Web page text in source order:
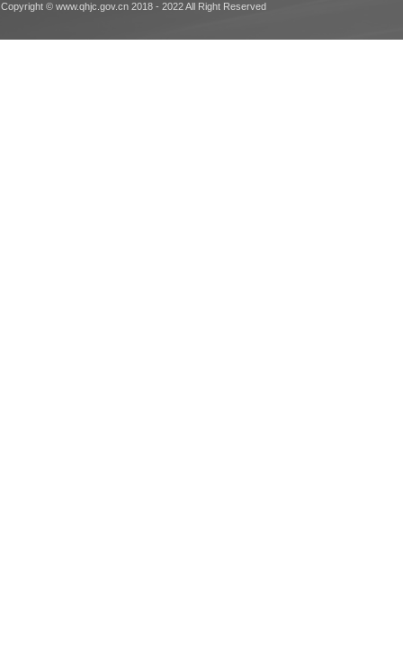
Copyright © www.qhjc.gov.cn 2018 - 2022 All Right Reserved